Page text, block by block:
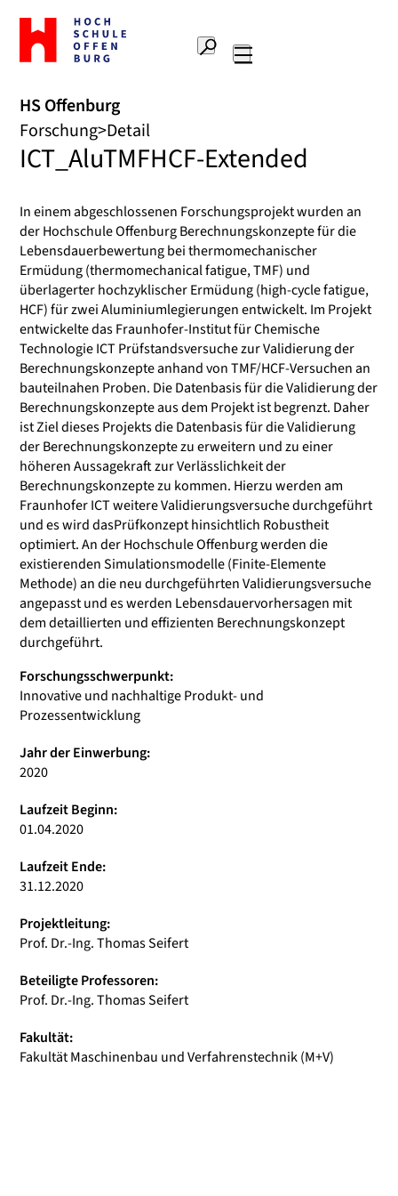
Zur
Startseite
Hochschule
Suche
HS Offenburg
Forschung Detail
ICT_AluTMFHCF-Extended
In einem abgeschlossenen Forschungsprojekt wurden an
der Hochschule Offenburg Berechnungskonzepte für die
Lebensdauerbewertung bei thermomechanischer
Ermüdung (thermomechanical fatigue, TMF) und
überlagerter hochzyklischer Ermüdung (high-cycle fatigue,
HCF) für zwei Aluminiumlegierungen entwickelt. Im Projekt
entwickelte das Fraunhofer-Institut für Chemische
Technologie ICT Prüfstandsversuche zur Validierung der
Berechnungskonzepte anhand von TMF/HCF-Versuchen an
bauteilnahen Proben. Die Datenbasis für die Validierung der
Berechnungskonzepte aus dem Projekt ist begrenzt. Daher
ist Ziel dieses Projekts die Datenbasis für die Validierung
der Berechnungskonzepte zu erweitern und zu einer
höheren Aussagekraft zur Verlässlichkeit der
Berechnungskonzepte zu kommen. Hierzu werden am
Fraunhofer ICT weitere Validierungsversuche durchgeführt
und es wird dasPrüfkonzept hinsichtlich Robustheit
optimiert. An der Hochschule Offenburg werden die
existierenden Simulationsmodelle (Finite-Elemente
Methode) an die neu durchgeführten Validierungsversuche
angepasst und es werden Lebensdauervorhersagen mit
dem detaillierten und effizienten Berechnungskonzept
durchgeführt.
Forschungsschwerpunkt:
Innovative und nachhaltige Produkt- und
Prozessentwicklung
Jahr der Einwerbung:
2020
Laufzeit Beginn:
01.04.2020
Laufzeit Ende:
31.12.2020
Projektleitung:
Prof. Dr.-Ing. Thomas Seifert
Beteiligte Professoren:
Prof. Dr.-Ing. Thomas Seifert
Fakultät:
Fakultät Maschinenbau und Verfahrenstechnik (M+V)